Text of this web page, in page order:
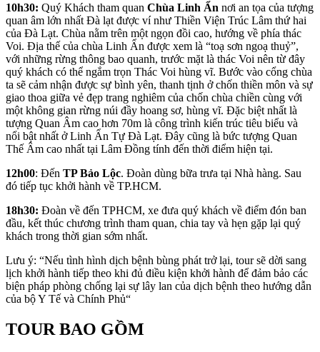
10h30: Quý Khách tham quan Chùa Linh Ẩn nơi an tọa của tượng
quan âm lớn nhất Đà lạt được ví như Thiền Viện Trúc Lâm thứ hai
của Đà Lạt. Chùa nằm trên một ngọn đồi cao, hướng về phía thác
Voi. Địa thế của chùa Linh Ẩn được xem là “toạ sơn ngoạ thuỷ”,
với những rừng thông bao quanh, trước mặt là thác Voi nên từ đây
quý khách có thể ngắm trọn Thác Voi hùng vĩ. Bước vào cổng chùa
ta sẽ cảm nhận được sự bình yên, thanh tịnh ở chốn thiền môn và sự
giao thoa giữa vẻ đẹp trang nghiêm của chốn chùa chiền cùng với
một không gian rừng núi đầy hoang sơ, hùng vĩ. Đặc biệt nhất là
tượng Quan Âm cao hơn 70m là công trình kiến trúc tiêu biểu và
nổi bật nhất ở Linh Ẩn Tự Đà Lạt. Đây cũng là bức tượng Quan
Thế Âm cao nhất tại Lâm Đồng tính đến thời điểm hiện tại.
12h00: Đến TP Bảo Lộc. Đoàn dùng bữa trưa tại Nhà hàng. Sau
đó tiếp tục khởi hành về TP.HCM.
18h30: Đoàn về đến TPHCM, xe đưa quý khách về điểm đón ban
đầu, kết thúc chương trình tham quan, chia tay và hẹn gặp lại quý
khách trong thời gian sớm nhất.
Lưu ý: “Nếu tình hình dịch bệnh bùng phát trở lại, tour sẽ dời sang
lịch khởi hành tiếp theo khi đủ điều kiện khởi hành để đảm bảo các
biện pháp phòng chống lại sự lây lan của dịch bệnh theo hướng dẫn
của bộ Y Tế và Chính Phủ“
TOUR BAO GỒM